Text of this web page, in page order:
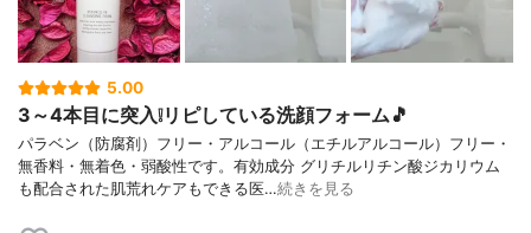
5.00
3～4本目に突入❕リピしている洗顔フォーム🎵
パラベン（防腐剤）フリー・アルコール（エチルアルコール）フリー・
無香料・無着色・弱酸性です。有効成分 グリチルリチン酸ジカリウム
も配合された肌荒れケアもできる医…続きを見る